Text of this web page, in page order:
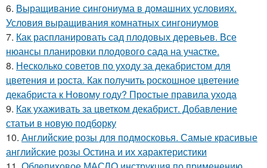
6. Выращивание сингониума в домашних условиях.
Условия выращивания комнатных сингониумов
7. Как распланировать сад плодовых деревьев. Все
нюансы планировки плодового сада на участке.
8. Несколько советов по уходу за декабристом для
цветения и роста. Как получить роскошное цветение
декабриста к Новому году? Простые правила ухода
9. Как ухаживать за цветком декабрист. Добавление
статьи в новую подборку
10. Английские розы для подмосковья. Самые красивые
английские розы Остина и их характеристики